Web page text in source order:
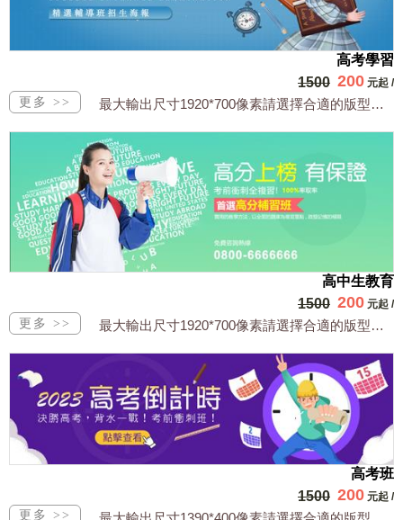
高考學習
1500 200 元起 /
最大輸出尺寸1920*700像素請選擇合適的版型，文字或相關商品圖須由買方提供文...
高中生教育
1500 200 元起 /
最大輸出尺寸1920*700像素請選擇合適的版型，文字或相關商品圖須由買方提供文...
高考班
1500 200 元起 /